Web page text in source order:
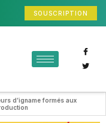
SOUSCRIPTION
d’igname formés aux